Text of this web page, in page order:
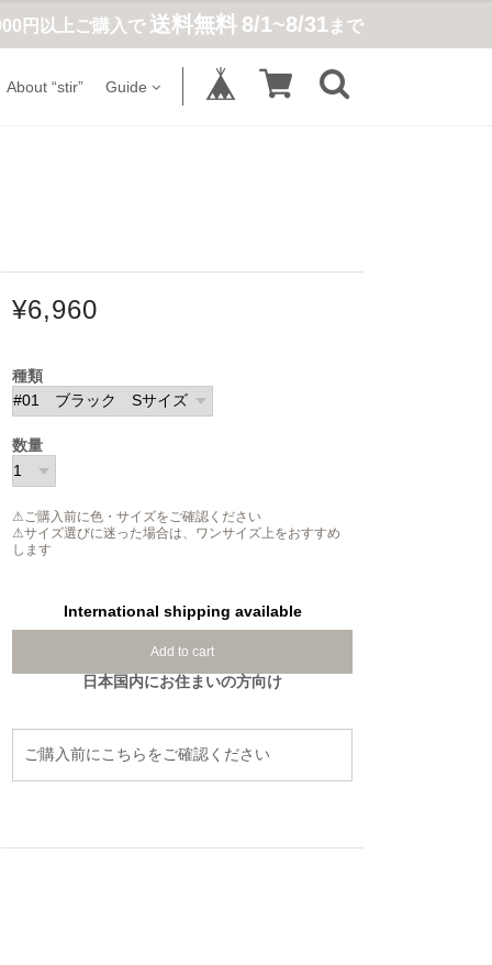
円以上ご購入で 送料無料 8/1~8/31 まで
About “stir” Guide
¥6,960
種類
数量
⚠ご購入前に色・サイズをご確認ください
⚠サイズ選びに迷った場合は、ワンサイズ上をおすすめ
します
International shipping available
Add to cart
日本国内にお住まいの方向け
ご購入前にこちらをご確認ください